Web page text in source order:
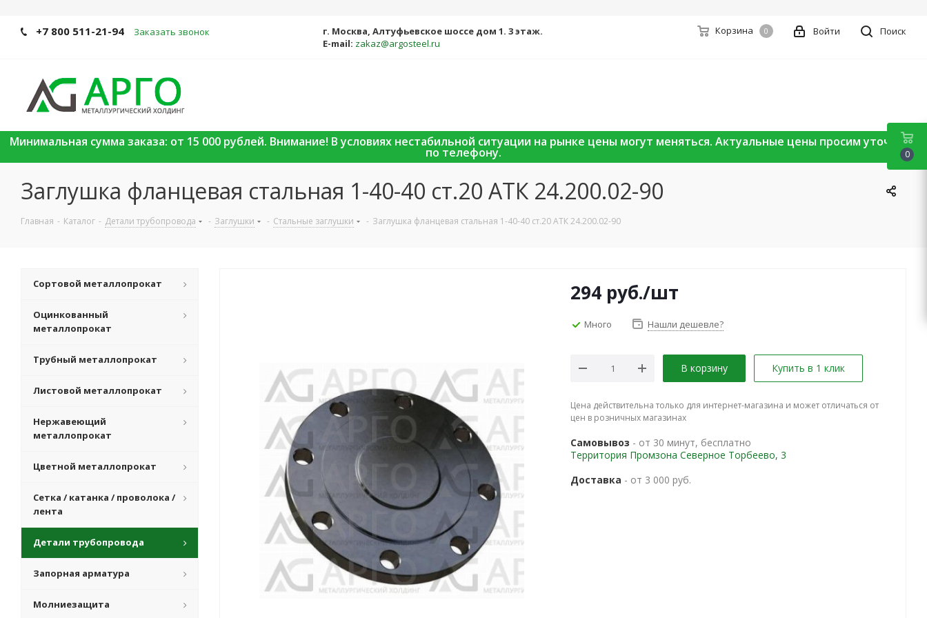
+7 800 511-21-94 Заказать звонок
г. Москва, Алтуфьевское шоссе дом 1. 3 этаж.
E-mail: zakaz@argosteel.ru
Поиск
Войти
Корзина 0
Минимальная сумма заказа: от 15 000 рублей. Внимание! В условиях нестабильной ситуации на рынке цены могут меняться. Актуальные цены просим уточнять
по телефону.
Заглушка фланцевая стальная 1-40-40 ст.20 АТК 24.200.02-90
Главная - Каталог - Детали трубопровода - Заглушки - Стальные заглушки - Заглушка фланцевая стальная 1-40-40 ст.20 АТК 24.200.02-90
294 руб./шт
Много Нашли дешевле?
В корзину Купить в 1 клик
Цена действительна только для интернет-магазина и может отличаться от
цен в розничных магазинах
Самовывоз - от 30 минут, бесплатно
Территория Промзона Северное Торбеево, 3
Доставка - от 3 000 руб.
Сортовой металлопрокат
Оцинкованный
металлопрокат
Трубный металлопрокат
Листовой металлопрокат
Нержавеющий
металлопрокат
Цветной металлопрокат
Сетка / катанка / проволока /
лента
Детали трубопровода
Запорная арматура
Молниезащита
0